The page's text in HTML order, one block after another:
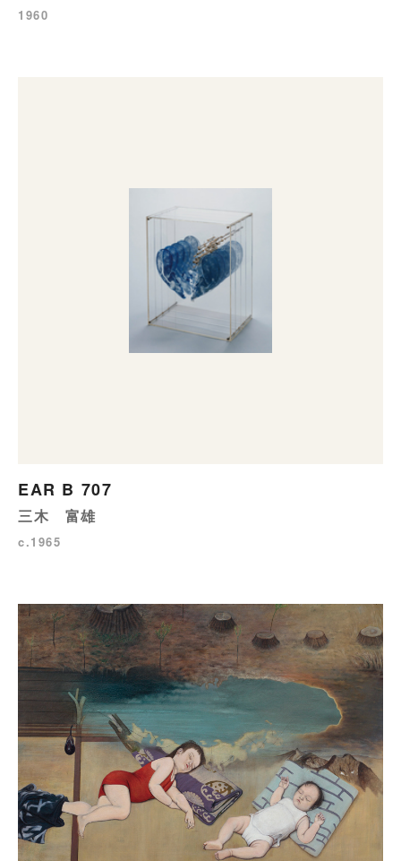
1960
EAR B 707
三木 富雄
c.1965